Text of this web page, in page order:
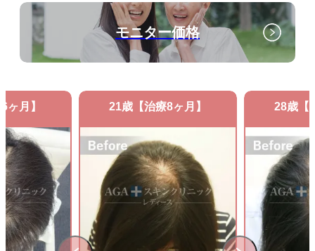
モニター価格
ヶ月】 21歳【治療8ヶ月】 28歳【